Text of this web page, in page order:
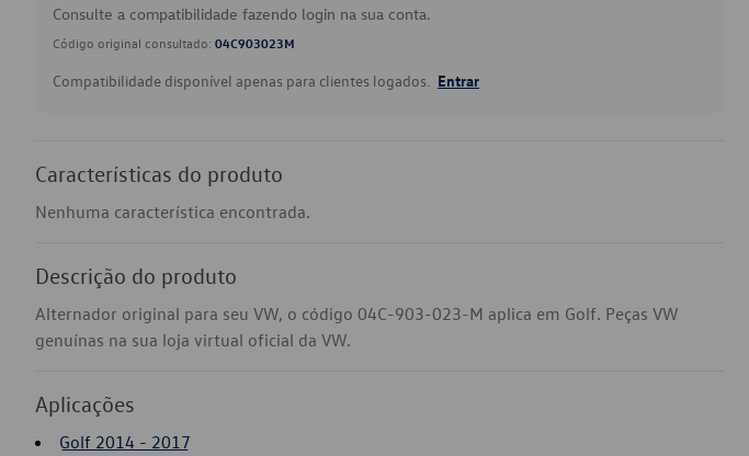
Consulte a compatibilidade fazendo login na sua conta.
Código original consultado: 04C903023M
Compatibilidade disponível apenas para clientes logados. Entrar
Características do produto
Nenhuma característica encontrada.
Descrição do produto
Alternador original para seu VW, o código 04C-903-023-M aplica em Golf. Peças VW
genuínas na sua loja virtual oficial da VW.
Aplicações
Golf 2014 - 2017